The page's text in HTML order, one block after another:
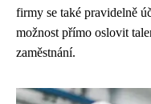
firmy se také pravidelně
možnost přímo oslovit
zaměstnání.